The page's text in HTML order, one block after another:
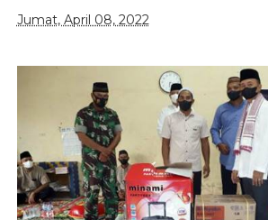
Jumat, April 08, 2022